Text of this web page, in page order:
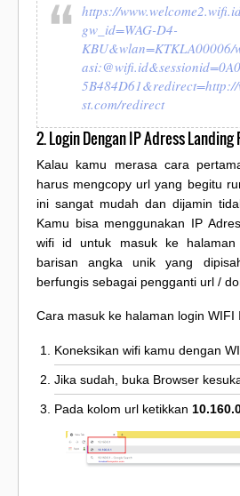
https://
gw_id=WAG-D4-
KBU&wlan=KTKLA00006/
5B484D61&redirect=http://
st.com/redirect
2. Login Dengan IP Adress Landing
Kalau kamu merasa cara
harus mengcopy url yang begitu
ini sangat mudah dan dijamin
Kamu bisa menggunakan IP
wifi id untuk masuk ke
barisan angka unik yang
berfungis sebagai pengganti url /
Cara masuk ke halaman login WIFI
Koneksikan wifi kamu dengan
Jika sudah, buka Browser
Pada kolom url ketikkan